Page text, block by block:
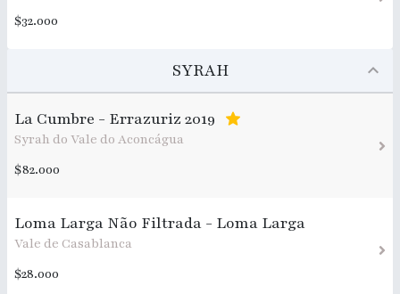
$32.000
SYRAH
La Cumbre - Errazuriz 2019
Syrah do Vale do Aconcágua
$82.000
Loma Larga Não Filtrada - Loma Larga
Vale de Casablanca
$28.000